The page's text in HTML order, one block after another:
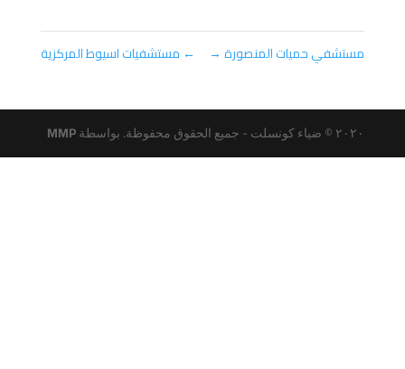
← مستشفيات اسيوط المركزية مستشفي حميات المنصورة →
٢٠٢٠ © ضياء كونسلت - جميع الحقوق محفوظة. بواسطة MMP